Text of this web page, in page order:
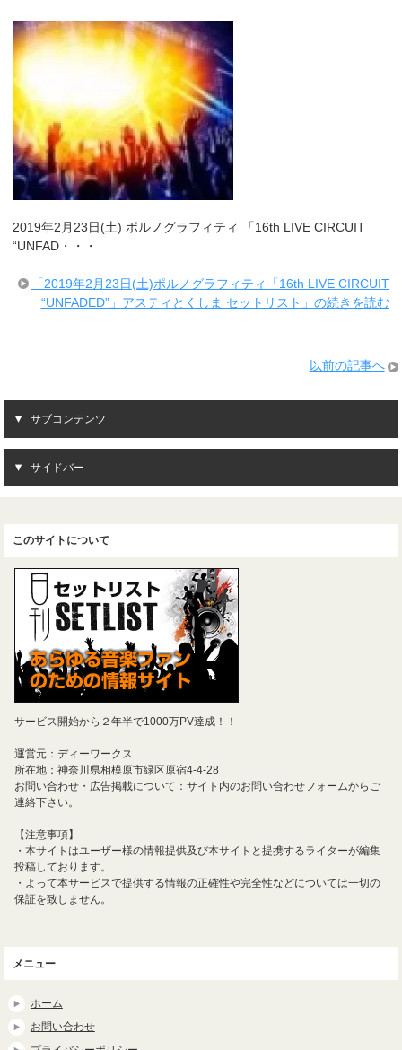
2019年2月23日(土) ポルノグラフィティ 「16th LIVE CIRCUIT
“UNFAD・・・
「2019年2月23日(土)ポルノグラフィティ「16th LIVE CIRCUIT
“UNFADED”」アスティとくしま セットリスト」の続きを読む
以前の記事へ
サブコンテンツ
サイドバー
このサイトについて
サービス開始から２年半で1000万PV達成！！
運営元：ディーワークス
所在地：神奈川県相模原市緑区原宿4-4-28
お問い合わせ・広告掲載について：サイト内のお問い合わせフォームからご
連絡下さい。
【注意事項】
・本サイトはユーザー様の情報提供及び本サイトと提携するライターが編集
投稿しております。
・よって本サービスで提供する情報の正確性や完全性などについては一切の
保証を致しません。
メニュー
ホーム
お問い合わせ